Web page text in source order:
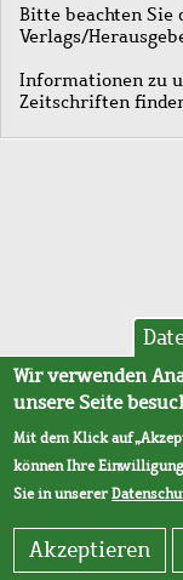
Bitte beachten Sie
Verlags/
Informationen zu
Zeitschriften
Wir verwenden
unsere Seite
Mit dem Klick auf
können Ihre
Sie in unserer
Akzeptieren